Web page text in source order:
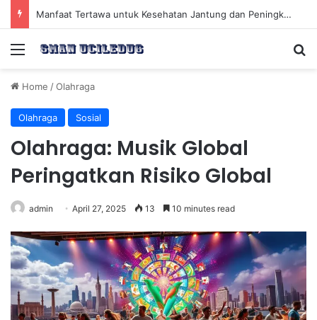
Manfaat Tertawa untuk Kesehatan Jantung dan Peningkatan Ketenangan Mental
Menu
Home /Olahraga
Olahraga Sosial
Olahraga: Musik Global
Peringatkan Risiko Global
admin April 27, 2025 13 10 minutes read